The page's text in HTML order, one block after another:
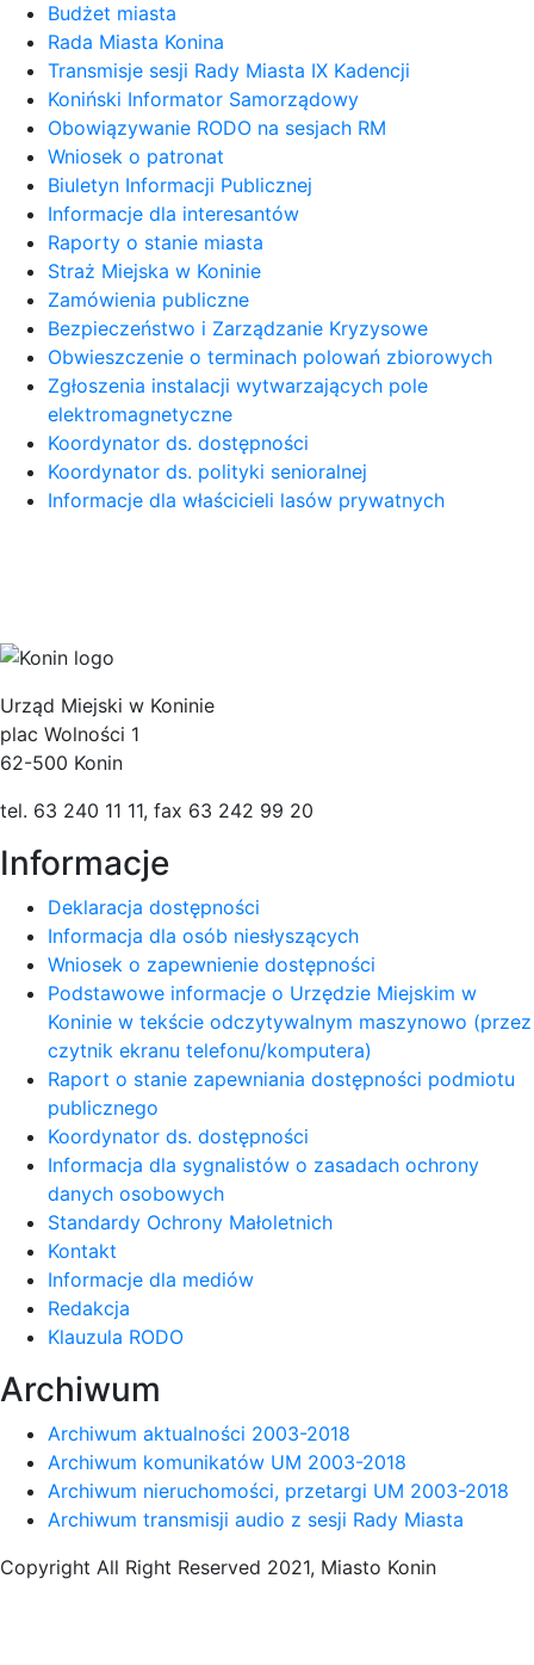
Budżet miasta
Rada Miasta Konina
Transmisje sesji Rady Miasta IX Kadencji
Koniński Informator Samorządowy
Obowiązywanie RODO na sesjach RM
Wniosek o patronat
Biuletyn Informacji Publicznej
Informacje dla interesantów
Raporty o stanie miasta
Straż Miejska w Koninie
Zamówienia publiczne
Bezpieczeństwo i Zarządzanie Kryzysowe
Obwieszczenie o terminach polowań zbiorowych
Zgłoszenia instalacji wytwarzających pole
elektromagnetyczne
Koordynator ds. dostępności
Koordynator ds. polityki senioralnej
Informacje dla właścicieli lasów prywatnych
Urząd Miejski w Koninie
plac Wolności 1
62-500 Konin
tel. 63 240 11 11, fax 63 242 99 20
Informacje
Deklaracja dostępności
Informacja dla osób niesłyszących
Wniosek o zapewnienie dostępności
Podstawowe informacje o Urzędzie Miejskim w
Koninie w tekście odczytywalnym maszynowo (przez
czytnik ekranu telefonu/komputera)
Raport o stanie zapewniania dostępności podmiotu
publicznego
Koordynator ds. dostępności
Informacja dla sygnalistów o zasadach ochrony
danych osobowych
Standardy Ochrony Małoletnich
Kontakt
Informacje dla mediów
Redakcja
Klauzula RODO
Archiwum
Archiwum aktualności 2003-2018
Archiwum komunikatów UM 2003-2018
Archiwum nieruchomości, przetargi UM 2003-2018
Archiwum transmisji audio z sesji Rady Miasta
Copyright All Right Reserved 2021, Miasto Konin